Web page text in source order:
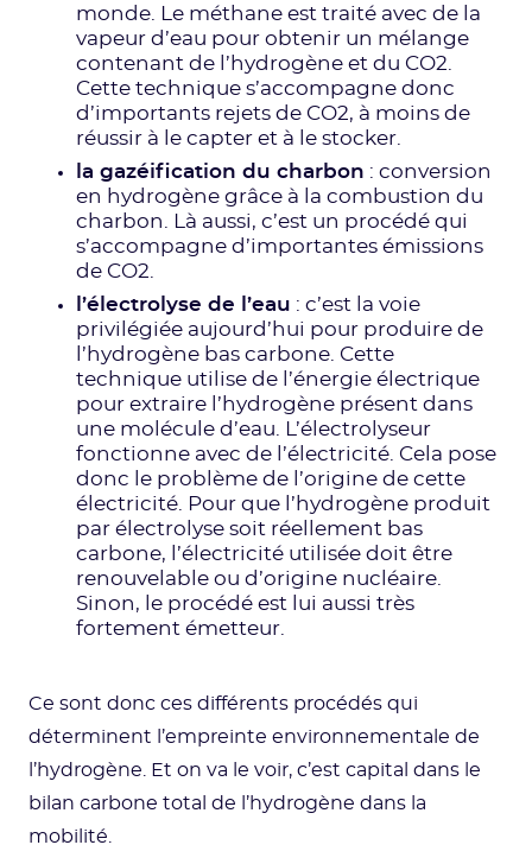
monde. Le méthane est traité avec de la
vapeur d’eau pour obtenir un mélange
contenant de l’hydrogène et du CO2.
Cette technique s’accompagne donc
d’importants rejets de CO2, à moins de
réussir à le capter et à le stocker.
la gazéification du charbon : conversion
en hydrogène grâce à la combustion du
charbon. Là aussi, c’est un procédé qui
s’accompagne d’importantes émissions
de CO2.
l’électrolyse de l’eau : c’est la voie
privilégiée aujourd’hui pour produire de
l’hydrogène bas carbone. Cette
technique utilise de l’énergie électrique
pour extraire l’hydrogène présent dans
une molécule d’eau. L’électrolyseur
fonctionne avec de l’électricité. Cela pose
donc le problème de l’origine de cette
électricité. Pour que l’hydrogène produit
par électrolyse soit réellement bas
carbone, l’électricité utilisée doit être
renouvelable ou d’origine nucléaire.
Sinon, le procédé est lui aussi très
fortement émetteur.
Ce sont donc ces différents procédés qui
déterminent l’empreinte environnementale de
l’hydrogène. Et on va le voir, c’est capital dans le
bilan carbone total de l’hydrogène dans la
mobilité.